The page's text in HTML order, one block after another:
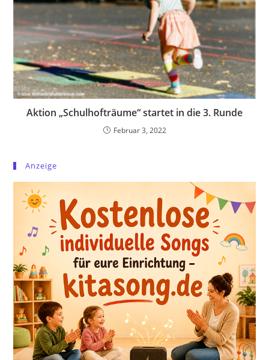
Aktion „Schulhofträume“ startet in die 3. Runde
Februar 3, 2022
Anzeige